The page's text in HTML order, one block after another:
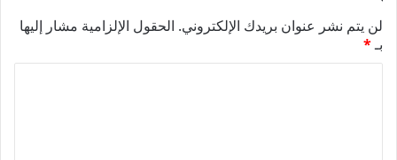
لن يتم نشر عنوان بريدك الإلكتروني. الحقول الإلزامية مشار إليها
بـ*